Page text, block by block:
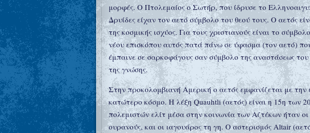
μορφές. Ο Πτολεμαίος ο Σωτήρ, που ίδρυσε το
Δρυίδες είχαν τον αετό σύμβολο του θεού τους. Ο αετός
της κοσμικής ισχύος. Για τους χριστιανούς είναι το
νέου επισκόπου αυτός πατά πάνω σε ύφασμα (τον αετό)
έμπαινε σε σαρκοφάγους σαν σύμβολο της αναστάσεως
της γνώσης.
Στην προκολομβιανή Αμερική ο αετός εμφανίζεται με την
κατώτερο κόσμο. Η λέξη Quauhtli (αετός) είναι η 15η των
πολεμιστών ελίτ μέσα στην κοινωνία των Αζτέκων ήταν
ουρανούς, και οι ιαγουάρος τη γη. Ο αστερισμός Altair